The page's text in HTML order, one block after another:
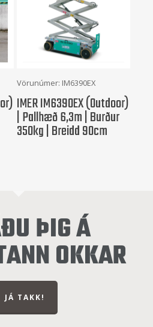
Frekari Upplýsingar
Vörunúmer: IM6390EX
IMER IM6390EX (Outdoor)
| Pallhæð 6,3m | Burður
350kg | Breidd 90cm
ÞIG Á
OKKAR
JÁ TAKK!